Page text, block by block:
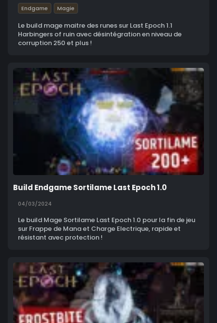
Endgame Magie
Le build mage maitre des runes sur Last Epoch 1.1
Harbingers of ruin avec désintégration en niveau de
corruption 250 et plus !
Build Endgame Sortilame Last Epoch 1.0
04/03/2024
Le build Mage Sortilame Last Epoch 1.0 pour la fin de jeu
sur Frappe de Mana et Charge Electrique, rapide et
résistant avec protection !